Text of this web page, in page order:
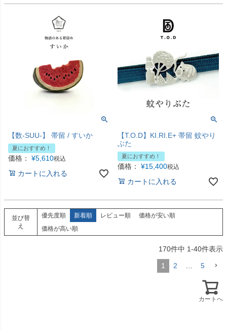
【数-SUU-】 帯留 / すいか
夏におすすめ！
価格： ¥5,610税込
カートに入れる
【T.O.D】KI.RI.E+ 帯留 蚊やり
ぶた
夏におすすめ！
価格： ¥15,400税込
カートに入れる
並び替
え
優先度順 新着順 レビュー順
価格が安い順
価格が高い順
170件中 1-40件表示
1 2 5
カートへ